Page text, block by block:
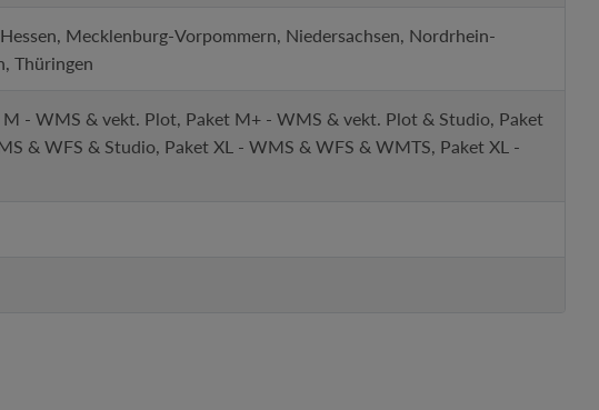
Mecklenburg-Vorpommern, Niedersachsen, Nordrhein-
Thüringen
- WMS & vekt. Plot, Paket M+ - WMS & vekt. Plot & Studio, Paket
& WFS & Studio, Paket XL - WMS & WFS & WMTS, Paket XL -